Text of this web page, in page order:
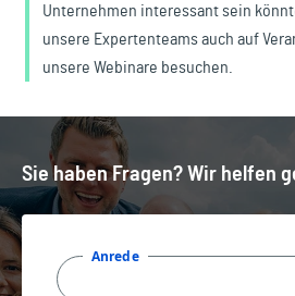
Unternehmen interessant sein
unsere Expertenteams auch auf
unsere Webinare besuchen.
Sie haben Fragen? Wir helfen
Anrede